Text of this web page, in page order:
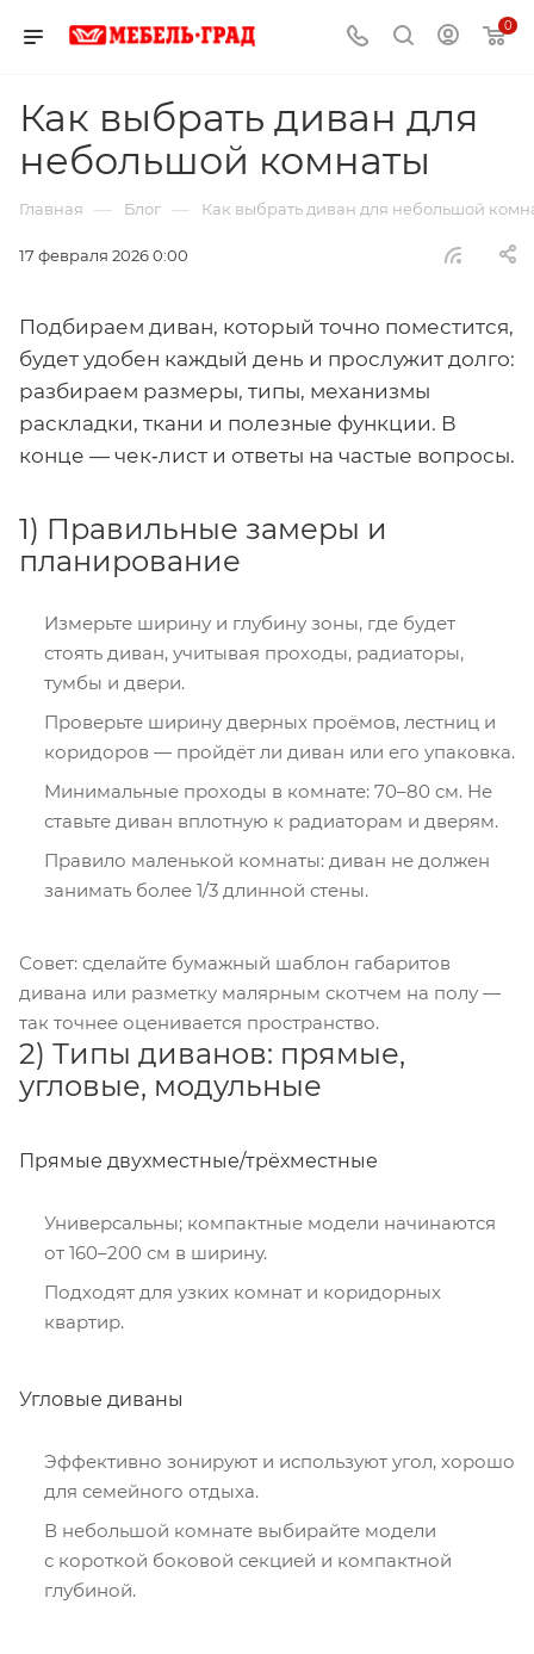
0
Как выбрать диван для
небольшой комнаты
Главная — Блог — Как выбрать диван для небольшой
17 февраля 2026 0:00
Подбираем диван, который точно поместится,
будет удобен каждый день и прослужит долго:
разбираем размеры, типы, механизмы
раскладки, ткани и полезные функции. В
конце — чек‑лист и ответы на частые вопросы.
1) Правильные замеры и
планирование
Измерьте ширину и глубину зоны, где будет
стоять диван, учитывая проходы, радиаторы,
тумбы и двери.
Проверьте ширину дверных проёмов, лестниц и
коридоров — пройдёт ли диван или его упаковка.
Минимальные проходы в комнате: 70–80 см. Не
ставьте диван вплотную к радиаторам и дверям.
Правило маленькой комнаты: диван не должен
занимать более 1/3 длинной стены.
Совет: сделайте бумажный шаблон габаритов
дивана или разметку малярным скотчем на полу —
так точнее оценивается пространство.
2) Типы диванов: прямые,
угловые, модульные
Прямые двухместные/трёхместные
Универсальны; компактные модели начинаются
от 160–200 см в ширину.
Подходят для узких комнат и коридорных
квартир.
Угловые диваны
Эффективно зонируют и используют угол, хорошо
для семейного отдыха.
В небольшой комнате выбирайте модели
с короткой боковой секцией и компактной
глубиной.